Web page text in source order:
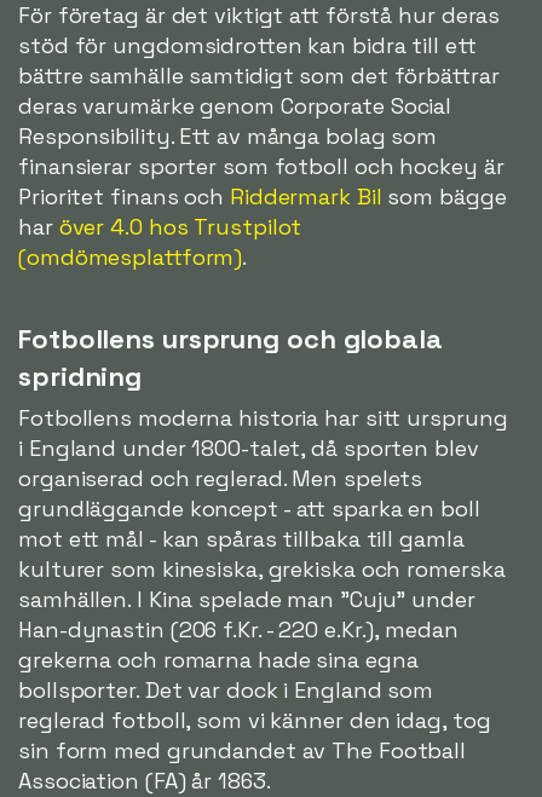
För företag är det viktigt att förstå hur deras
stöd för ungdomsidrotten kan bidra till ett
bättre samhälle samtidigt som det förbättrar
deras varumärke genom Corporate Social
Responsibility. Ett av många bolag som
finansierar sporter som fotboll och hockey är
Prioritet finans och Riddermark Bil som bägge
har över 4.0 hos Trustpilot
(omdömesplattform).
Fotbollens ursprung och globala
spridning
Fotbollens moderna historia har sitt ursprung
i England under 1800-talet, då sporten blev
organiserad och reglerad. Men spelets
grundläggande koncept - att sparka en boll
mot ett mål - kan spåras tillbaka till gamla
kulturer som kinesiska, grekiska och romerska
samhällen. I Kina spelade man "Cuju" under
Han-dynastin (206 f.Kr. - 220 e.Kr.), medan
grekerna och romarna hade sina egna
bollsporter. Det var dock i England som
reglerad fotboll, som vi känner den idag, tog
sin form med grundandet av The Football
Association (FA) år 1863.